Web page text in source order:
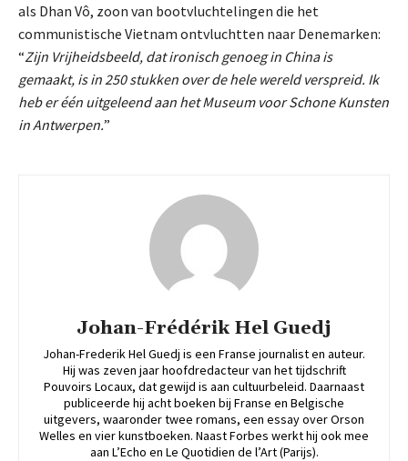
als Dhan Vô, zoon van bootvluchtelingen die het
communistische Vietnam ontvluchtten naar Denemarken:
“Zijn Vrijheidsbeeld, dat ironisch genoeg in China is
gemaakt, is in 250 stukken over de hele wereld verspreid. Ik
heb er één uitgeleend aan het Museum voor Schone Kunsten
in Antwerpen.”
Johan-Frédérik Hel Guedj
Johan-Frederik Hel Guedj is een Franse journalist en auteur.
Hij was zeven jaar hoofdredacteur van het tijdschrift
Pouvoirs Locaux, dat gewijd is aan cultuurbeleid. Daarnaast
publiceerde hij acht boeken bij Franse en Belgische
uitgevers, waaronder twee romans, een essay over Orson
Welles en vier kunstboeken. Naast Forbes werkt hij ook mee
aan L’Echo en Le Quotidien de l’Art (Parijs).